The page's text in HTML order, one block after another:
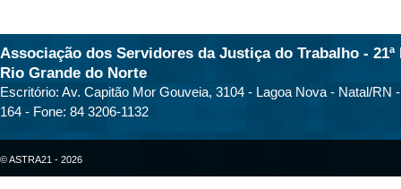
Associação dos Servidores da Justiça do Trabalho - 21ª
Rio Grande do Norte
Escritório: Av. Capitão Mor Gouveia, 3104 - Lagoa Nova - Natal/RN
164 - Fone: 84 3206-1132
© ASTRA21 - 2026